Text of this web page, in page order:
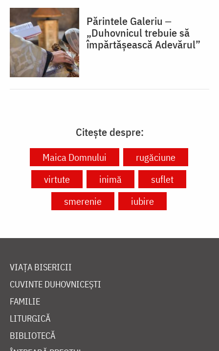
Părintele Galeriu ‒
„Duhovnicul trebuie să
împărtășească Adevărul”
Citește despre:
Maica Domnului
rugăciune
virtute
inimă
suflet
smerenie
iubire
VIAȚA BISERICII
CUVINTE DUHOVNICEȘTI
FAMILIE
LITURGICĂ
BIBLIOTECĂ